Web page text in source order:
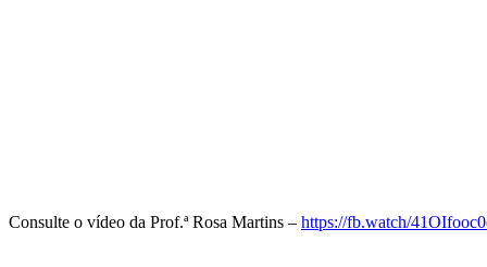
Consulte o vídeo da Prof.ª Rosa Martins – https://fb.watch/